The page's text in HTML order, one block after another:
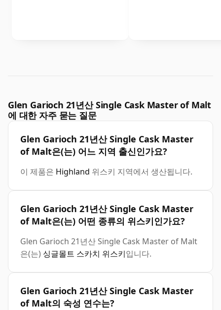
Glen Garioch 21년산 Single Cask Master of Malt
에 대한 자주 묻는 질문
Glen Garioch 21년산 Single Cask Master
of Malt은(는) 어느 지역 출신인가요?
이 제품은 Highland 위스키 지역에서 생산됩니다.
Glen Garioch 21년산 Single Cask Master
of Malt은(는) 어떤 종류의 위스키인가요?
Glen Garioch 21년산 Single Cask Master of Malt
은(는) 싱글몰트 스카치 위스키입니다.
Glen Garioch 21년산 Single Cask Master
of Malt의 숙성 연수는?